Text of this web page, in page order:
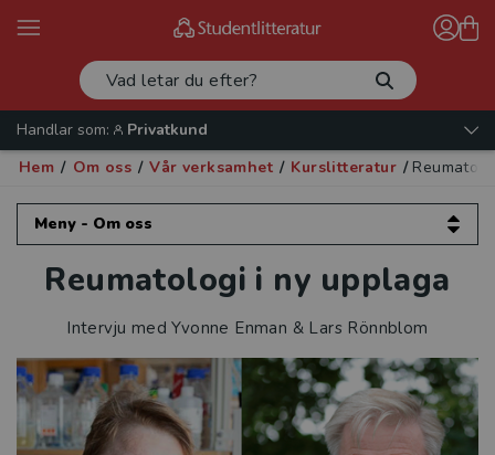
Handlar som:
Privatkund
Hem / Om oss / Vår verksamhet / Kurslitteratur /
Meny - Om oss
Om oss
Kontakta oss
Vår verksamhet
Läromedel
Reumatologi i ny upplaga
Intervju med Yvonne Enman & Lars Rönnblom